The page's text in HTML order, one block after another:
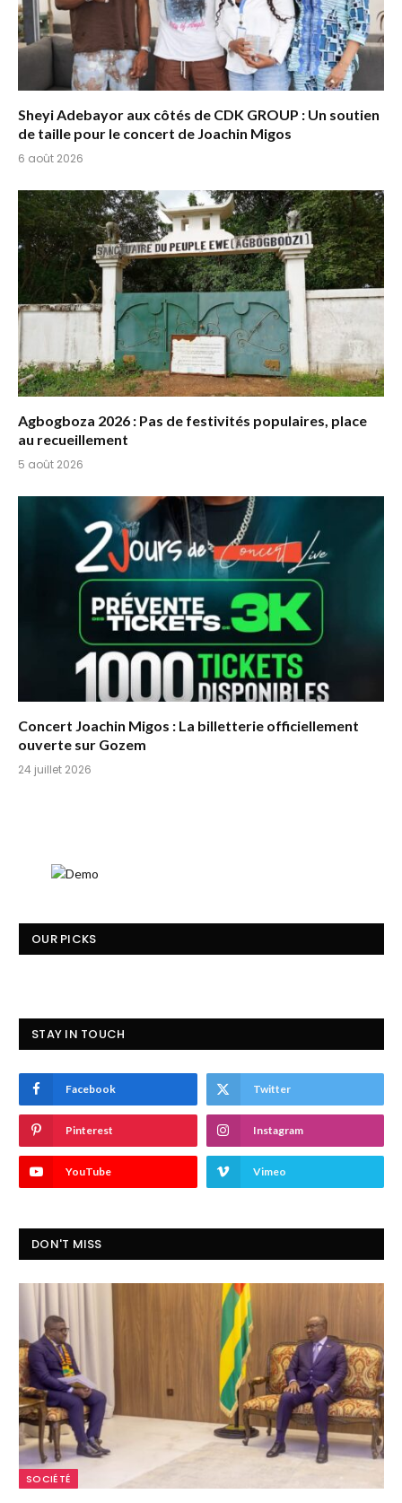
Sheyi Adebayor aux côtés de CDK GROUP : Un soutien
de taille pour le concert de Joachin Migos
6 août 2026
Agbogboza 2026 : Pas de festivités populaires, place
au recueillement
5 août 2026
Concert Joachin Migos : La billetterie officiellement
ouverte sur Gozem
24 juillet 2026
OUR PICKS
STAY IN TOUCH
Facebook Twitter
Pinterest Instagram
YouTube Vimeo
DON'T MISS
SOCIÉTÉ